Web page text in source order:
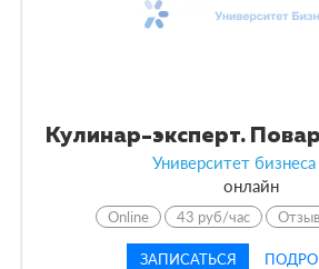
Кулинар-эксперт.
Университет
онлайн
Online 43 руб/час
ЗАПИСАТЬСЯ